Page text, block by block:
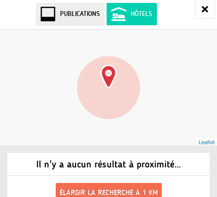
PUBLICATIONS HÔTELS
Il n'y a aucun résultat à proximité…
ÉLARGIR LA RECHERCHE À 1 KM
Leaflet